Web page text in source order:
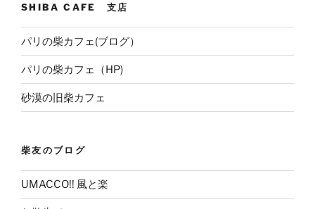
SHIBA CAFE 支店
パリの柴カフェ(ブログ）
パリの柴カフェ（HP)
砂漠の旧柴カフェ
柴友のブログ
UMACCO!! 風と楽